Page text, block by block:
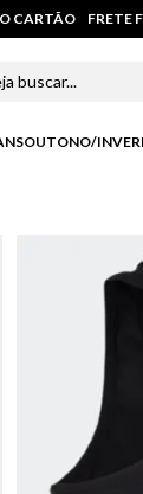
CARTÃO FRETE
OUTONO/